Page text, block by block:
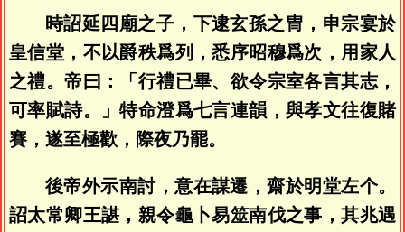
時詔延四廟之子，下逮玄孫之冑，申宗宴於
皇信堂，不以爵秩爲列，悉序昭穆爲次，用家人
之禮。帝曰：「行禮已畢、欲令宗室各言其志，
可率賦詩。」特命澄爲七言連韻，與孝文往復賭
賽，遂至極歡，際夜乃罷。
後帝外示南討，意在謀遷，齋於明堂左个。
詔太常卿王諶，親令龜卜易筮南伐之事，其兆遇